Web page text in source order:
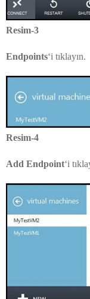
Resim-3
Endpoints‘i tıklayın.
Resim-4
Add Endpoint‘i